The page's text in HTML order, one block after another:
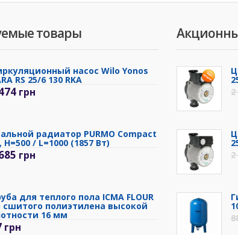
товары
насос Wilo Yonos
RS 25/6 130 RKA
грн
радиатор PURMO Compact
H=500 / L=1000 (1857 Вт)
грн
для теплого пола ICMA FLOUR
сшитого полиэтилена высокой
16 мм
грн
2
2